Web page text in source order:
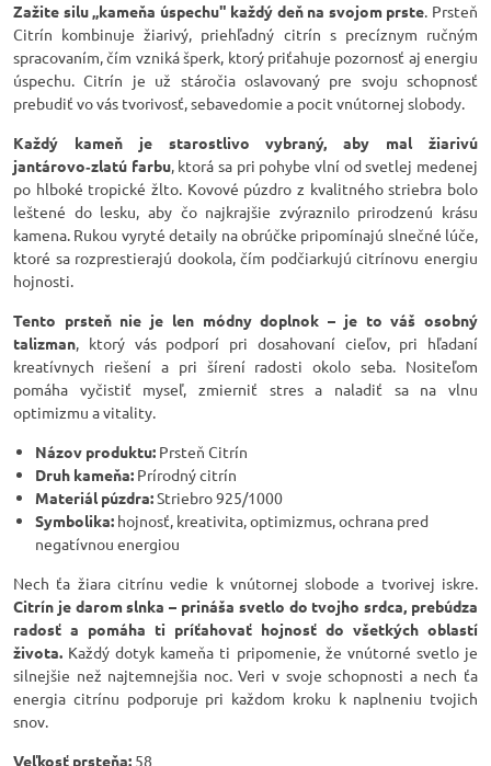
Zažite silu „kameňa úspechu" každý deň na svojom prste. Prsteň
Citrín kombinuje žiarivý, priehľadný citrín s precíznym ručným
spracovaním, čím vzniká šperk, ktorý priťahuje pozornosť aj energiu
úspechu. Citrín je už stáročia oslavovaný pre svoju schopnosť
prebudiť vo vás tvorivosť, sebavedomie a pocit vnútornej slobody.
Každý kameň je starostlivo vybraný, aby mal žiarivú
jantárovo‑zlatú farbu, ktorá sa pri pohybe vlní od svetlej medenej
po hlboké tropické žlto. Kovové púzdro z kvalitného striebra bolo
leštené do lesku, aby čo najkrajšie zvýraznilo prirodzenú krásu
kamena. Rukou vyryté detaily na obrúčke pripomínajú slnečné lúče,
ktoré sa rozprestierajú dookola, čím podčiarkujú citrínovu energiu
hojnosti.
Tento prsteň nie je len módny doplnok – je to váš osobný
talizman, ktorý vás podporí pri dosahovaní cieľov, pri hľadaní
kreatívnych riešení a pri šírení radosti okolo seba. Nositeľom
pomáha vyčistiť myseľ, zmierniť stres a naladiť sa na vlnu
optimizmu a vitality.
Názov produktu: Prsteň Citrín
Druh kameňa: Prírodný citrín
Materiál púzdra:Striebro 925/1000
Symbolika: hojnosť, kreativita, optimizmus, ochrana pred
negatívnou energiou
Nech ťa žiara citrínu vedie k vnútornej slobode a tvorivej iskre.
Citrín je darom slnka – prináša svetlo do tvojho srdca, prebúdza
radosť a pomáha ti príťahovať hojnosť do všetkých oblastí
života. Každý dotyk kameňa ti pripomenie, že vnútorné svetlo je
silnejšie než najtemnejšia noc. Veri v svoje schopnosti a nech ťa
energia citrínu podporuje pri každom kroku k naplneniu tvojich
snov.
Veľkosť prsteňa: 58